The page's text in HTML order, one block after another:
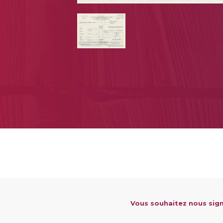
Vous souhaitez nous